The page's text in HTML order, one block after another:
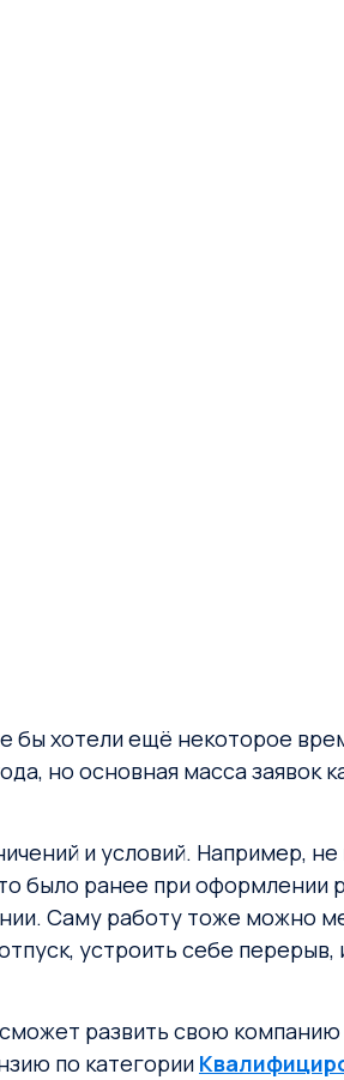
бы хотели ещё некоторое
но основная масса заявок
и условий. Например,
было ранее при оформлении
Саму работу тоже можно
устроить себе перерыв,
развить свою
по категории